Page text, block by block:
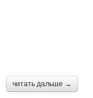
читать дальше →